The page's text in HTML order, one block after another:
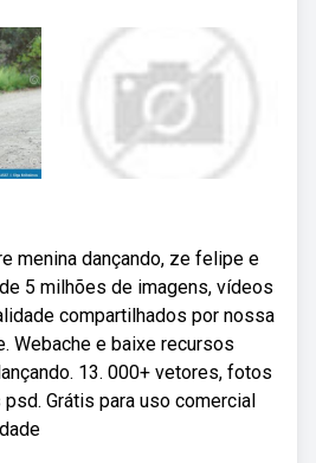
menina dançando, ze felipe e
5 milhões de imagens, vídeos
compartilhados por nossa
Webache e baixe recursos
13. 000+ vetores, fotos
Grátis para uso comercial